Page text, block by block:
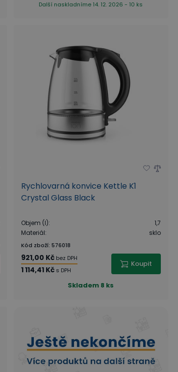
Další naskladníme 14. 12. 2026 - 10 ks
Rychlovarná konvice Kettle K1
Crystal Glass Black
Objem (l):
1,7
Materiál: sklo
Kód zboží: 576018
921,00 Kč bez DPH
1 114,41 Kč s DPH
Koupit
Skladem 8 ks